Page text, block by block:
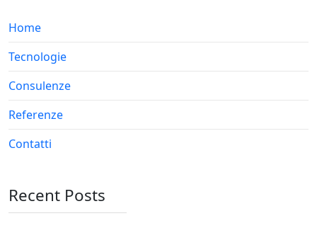
Home
Tecnologie
Consulenze
Referenze
Contatti
Recent Posts